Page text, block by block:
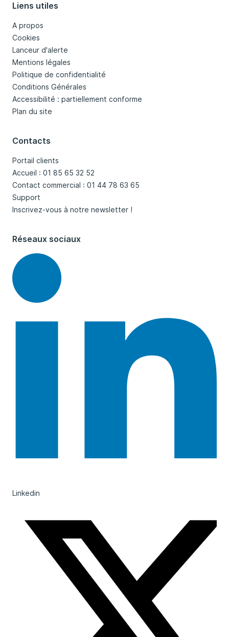
Liens utiles
A propos
Cookies
Lanceur d'alerte
Mentions légales
Politique de confidentialité
Conditions Générales
Accessibilité : partiellement conforme
Plan du site
Contacts
Portail clients
Accueil : 01 85 65 32 52
Contact commercial : 01 44 78 63 65
Support
Inscrivez-vous à notre newsletter !
Réseaux sociaux
Linkedin